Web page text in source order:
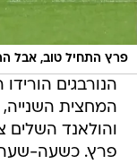
פרץ התחיל טוב, אבל
הנורבגים
המחצית
והולאנד השלים
פרץ. כשעה-שעה